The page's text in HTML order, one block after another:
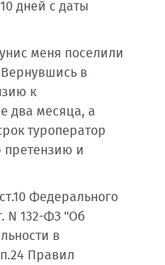
дней с даты
меня поселили
в
к
два месяца, а
туроператор
и
Федерального
N 132-ФЗ "Об
в
Правил